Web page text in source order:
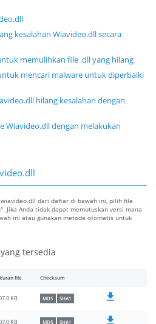
kesalahan Wiavideo.dll secara
memulihkan file .dll yang hilang
mencari malware untuk diperbaiki
hilang kesalahan dengan
Wiavideo.dll dengan melakukan
dari daftar di bawah ini, pilih file
Jika Anda tidak dapat memutuskan versi mana
ini atau gunakan metode otomatis untuk
tersedia
file Checksum
KB MD5 SHA1
KB MD5 SHA1